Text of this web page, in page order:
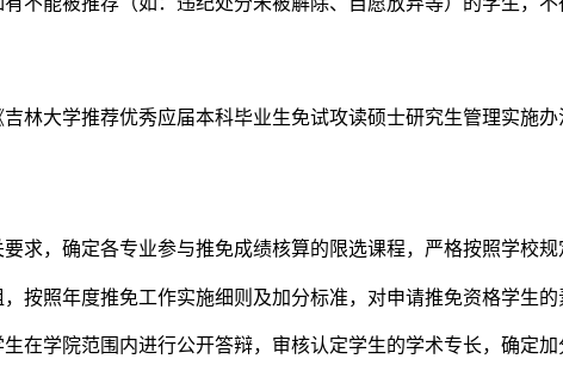
林大学推荐优秀应届本科毕业生免试攻读硕士研究生管理实施办
求，确定各专业参与推免成绩核算的限选课程，严格按照学校
按照年度推免工作实施细则及加分标准，对申请推免资格学生
在学院范围内进行公开答辩，审核认定学生的学术专长，确定